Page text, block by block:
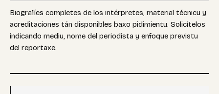
Biografíes completes de los intérpretes, material técnicu y
acreditaciones tán disponibles baxo pidimientu. Solicítelos
indicando mediu, nome del periodista y enfoque previstu
del reportaxe.